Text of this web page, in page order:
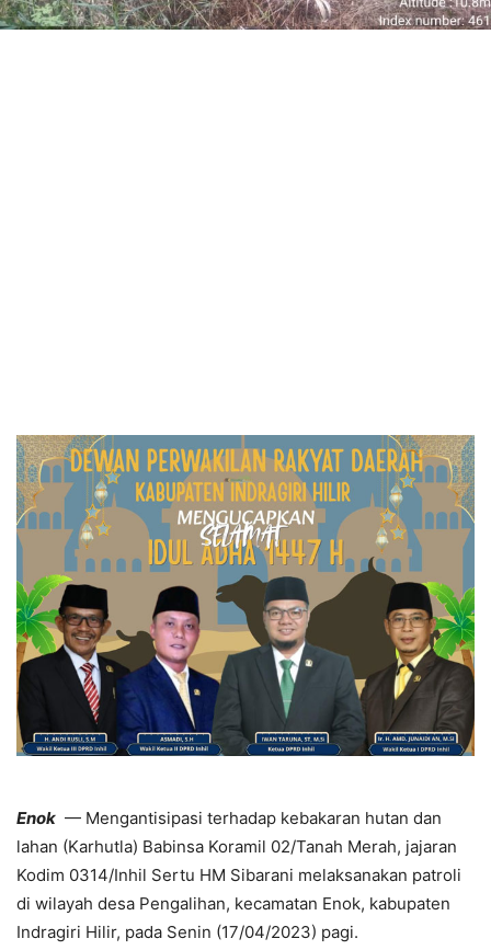
Enok — Mengantisipasi terhadap kebakaran hutan dan
lahan (Karhutla) Babinsa Koramil 02/Tanah Merah, jajaran
Kodim 0314/Inhil Sertu HM Sibarani melaksanakan patroli
di wilayah desa Pengalihan, kecamatan Enok, kabupaten
Indragiri Hilir, pada Senin (17/04/2023) pagi.